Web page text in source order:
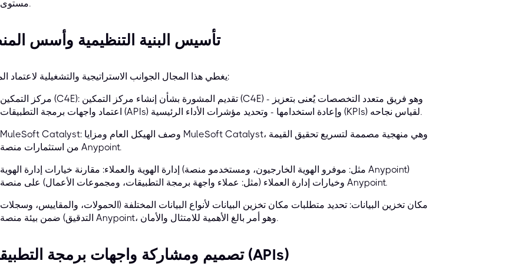
مستوى.
تأسيس البنية التنظيمية وأسس
يغطي هذا المجال الجوانب الاستراتيجية والتشغيلية لاعتماد المنصة:
مركز التمكين (C4E): تقديم المشورة بشأن إنشاء مركز التمكين (C4E) - وهو فريق متعدد التخصصات يُعنى بتعزيز
اعتماد واجهات برمجة التطبيقات (APIs) وإعادة استخدامها - وتحديد مؤشرات الأداء الرئيسية (KPIs) لقياس نجاحه.
MuleSoft Catalyst: وصف الهيكل العام ومزايا MuleSoft Catalyst، وهي منهجية مصممة لتسريع تحقيق القيمة
من استثمارات منصة Anypoint.
إدارة الهوية والعملاء: مقارنة خيارات إدارة الهوية (مثل: موفرو الهوية الخارجيون، ومستخدمو منصة Anypoint)
وخيارات إدارة العملاء (مثل: عملاء واجهة برمجة التطبيقات، ومجموعات الأعمال) على منصة Anypoint.
مكان تخزين البيانات: تحديد متطلبات مكان تخزين البيانات لأنواع البيانات المختلفة (الحمولات، والمقاييس، وسجلات
التدقيق) ضمن بيئة منصة Anypoint، وهو أمر بالغ الأهمية للامتثال والأمان.
تصميم ومشاركة واجهات برمجة التطبيقات (APIs)